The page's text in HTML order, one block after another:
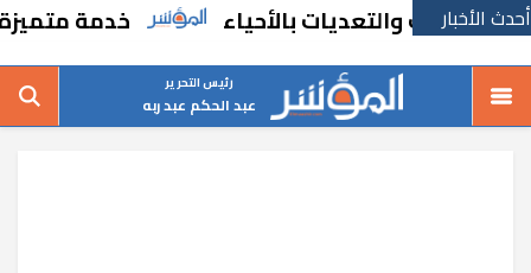
أحدث الأخباروالتعديات بالأحياء خدمة متميزة
رئيس التحرير
عبد الحكم عبد ربه